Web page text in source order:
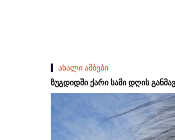
ახალი ამბები
ზუგდიდში ქარი სამი დღის